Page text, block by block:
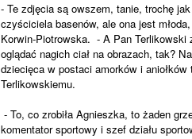
- Te zdjęcia są owszem, tanie, trochę
czyściciela basenów, ale ona jest
Korwin-Piotrowska. - A Pan Terlikowski
oglądać nagich ciał na obrazach, tak?
dziecięca w postaci amorków i
Terlikowskiemu.
- To, co zrobiła Agnieszka, to żaden
komentator sportowy i szef działu